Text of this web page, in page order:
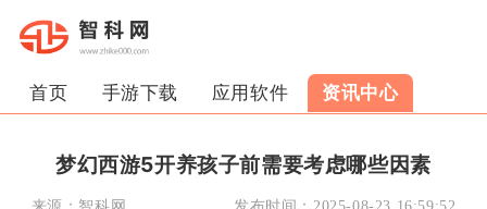
首页 手游下载 应用软件 资讯中心
梦幻西游5开养孩子前需要考虑哪些因素